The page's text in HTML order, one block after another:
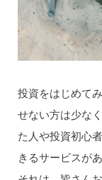
投資をはじめて
せない方は少な
た人や投資初心
きるサービスがあ